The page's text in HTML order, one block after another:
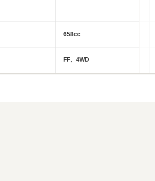
658cc
FF、4WD